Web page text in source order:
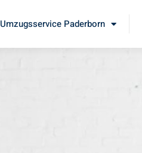
Umzugsservice Paderborn